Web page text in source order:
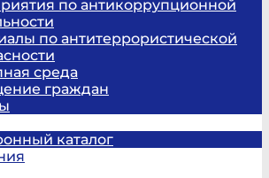
по антикоррупционной
по антитеррористической
среда
граждан
каталог